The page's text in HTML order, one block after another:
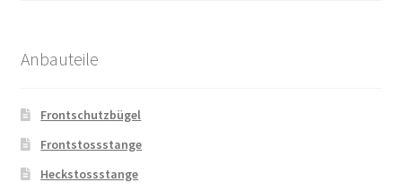
Anbauteile
Frontschutzbügel
Frontstossstange
Heckstossstange